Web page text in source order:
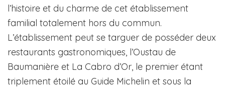
l’histoire et du charme de cet établissement
familial totalement hors du commun.
L’établissement peut se targuer de posséder deux
restaurants gastronomiques, l’Oustau de
Baumanière et La Cabro d’Or, le premier étant
triplement étoilé au Guide Michelin et sous la